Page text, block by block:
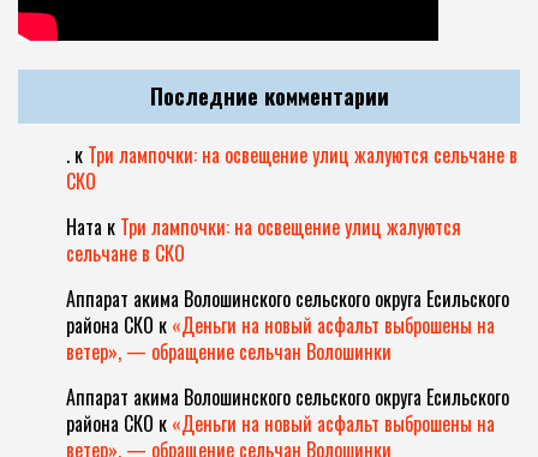
Последние комментарии
. к Три лампочки: на освещение улиц жалуются сельчане в
СКО
Ната к Три лампочки: на освещение улиц жалуются
сельчане в СКО
Аппарат акима Волошинского сельского округа Есильского
района СКО к «Деньги на новый асфальт выброшены на
ветер», — обращение сельчан Волошинки
Аппарат акима Волошинского сельского округа Есильского
района СКО к «Деньги на новый асфальт выброшены на
ветер», — обращение сельчан Волошинки